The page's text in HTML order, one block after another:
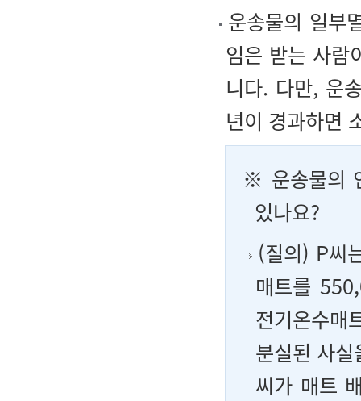
운송물의 일부
임은 받는 사람
니다. 다만, 운
년이 경과하면
※ 운송물의
있나요?
(질의) P씨
매트를
전기온수
분실된 사
씨가 매트